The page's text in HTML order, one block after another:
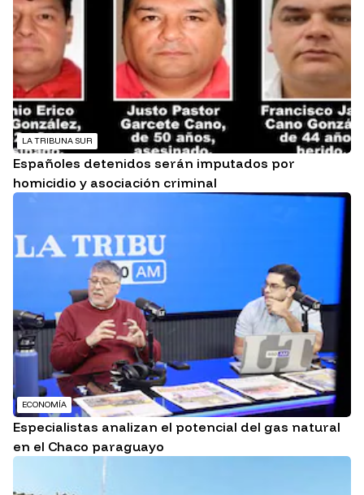
LA TRIBUNA SUR
Españoles detenidos serán imputados por
homicidio y asociación criminal
ECONOMÍA
Especialistas analizan el potencial del gas natural
en el Chaco paraguayo